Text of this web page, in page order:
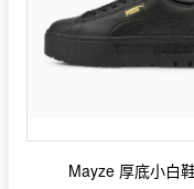
Mayze 厚底小白